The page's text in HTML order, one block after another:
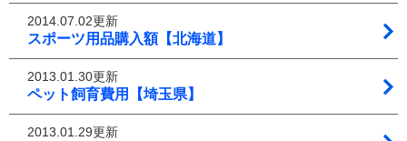
2014.07.02更新
スポーツ用品購入額【北海道】
2013.01.30更新
ペット飼育費用【埼玉県】
2013.01.29更新